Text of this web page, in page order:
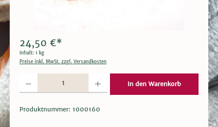
24,50 €*
Inhalt: 1 kg
Preise inkl. MwSt. zzgl. Versandkosten
Produkt Anzahl: Gib den gewünschten Wert ein oder benutze die Schaltflächen um
In den Warenkorb
Produktnummer: 1000160